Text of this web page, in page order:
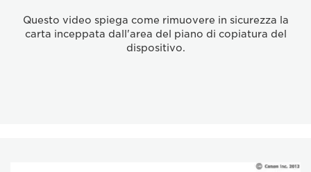
Questo video spiega come rimuovere in sicurezza la
carta inceppata dall'area del piano di copiatura del
dispositivo.